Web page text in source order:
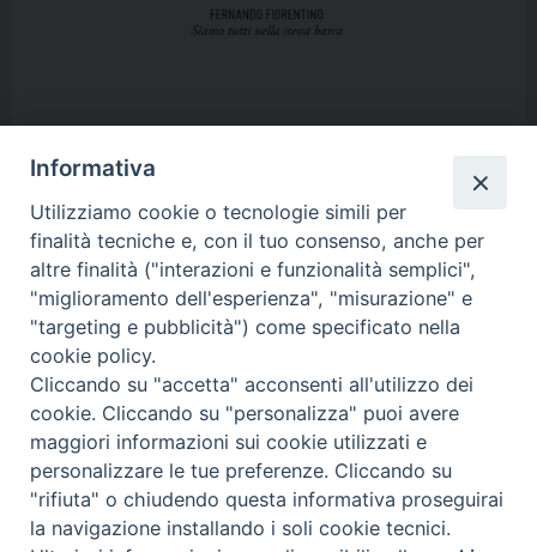
Copyright 2017 © Pontificia Facoltà Teologica dell’Italia Meridionale
Istituto Superiore di Scienze Religiose
Interdiocesano
"Mons. Anselmo Pecci"
Via Lanera, 14 - 75100 Matera
Tel. 0835/256357 E-mail: issrmatera@gmail.com
issrmatera@legalmail.it
C.F. 93061000779
Informativa
Utilizziamo cookie o tecnologie simili per
finalità tecniche e, con il tuo consenso, anche per
altre finalità ("interazioni e funzionalità semplici",
"miglioramento dell'esperienza", "misurazione" e
"targeting e pubblicità") come specificato nella
cookie policy.
Cliccando su "accetta" acconsenti all'utilizzo dei
cookie. Cliccando su "personalizza" puoi avere
maggiori informazioni sui cookie utilizzati e
personalizzare le tue preferenze. Cliccando su
"rifiuta" o chiudendo questa informativa proseguirai
la navigazione installando i soli cookie tecnici.